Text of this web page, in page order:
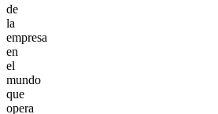
de
la
empresa
en
el
mundo
que
opera